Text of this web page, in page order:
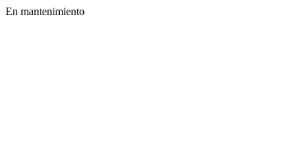
En mantenimiento